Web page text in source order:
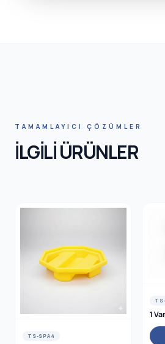
TAMAMLAYICI ÇÖZÜMLER
İLGİLİ ÜRÜNLER
TS-SPA4
1